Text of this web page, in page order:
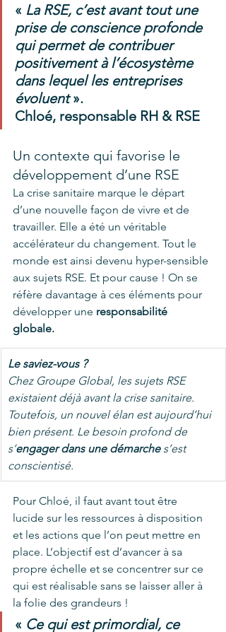
« La RSE, c’est avant tout une
prise de conscience profonde
qui permet de contribuer
positivement à l’écosystème
dans lequel les entreprises
évoluent ».
Chloé, responsable RH & RSE
Un contexte qui favorise le
développement d’une RSE
La crise sanitaire marque le départ
d’une nouvelle façon de vivre et de
travailler. Elle a été un véritable
accélérateur du changement. Tout le
monde est ainsi devenu hyper-sensible
aux sujets RSE. Et pour cause ! On se
réfère davantage à ces éléments pour
développer une responsabilité
globale.
Le saviez-vous ?
Chez Groupe Global, les sujets RSE
existaient déjà avant la crise sanitaire.
Toutefois, un nouvel élan est aujourd’hui
bien présent. Le besoin profond de
s’engager dans une démarche s’est
conscientisé.
Pour Chloé, il faut avant tout être
lucide sur les ressources à disposition
et les actions que l’on peut mettre en
place. L’objectif est d’avancer à sa
propre échelle et se concentrer sur ce
qui est réalisable sans se laisser aller à
la folie des grandeurs !
« Ce qui est primordial, ce